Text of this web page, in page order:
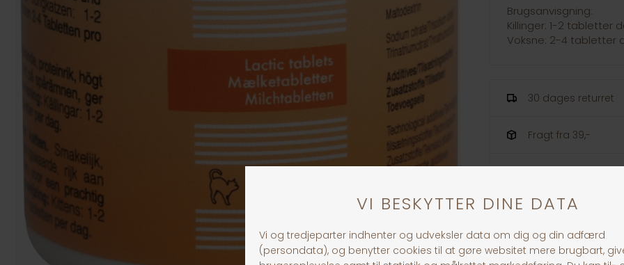
Brugsanvisgning:
Killinger: 1-2 tabletter
Voksne: 2-4 tabletter
30 dages returret
Fragt fra 39,-